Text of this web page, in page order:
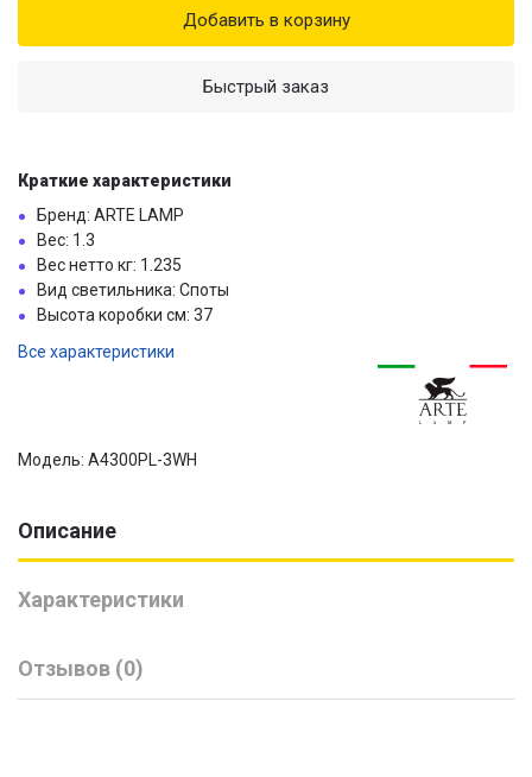
Добавить в корзину
Быстрый заказ
Краткие характеристики
Бренд: ARTE LAMP
Вес: 1.3
Вес нетто кг: 1.235
Вид светильника: Споты
Высота коробки см: 37
Все характеристики
Модель: A4300PL-3WH
Описание
Характеристики
Отзывов (0)